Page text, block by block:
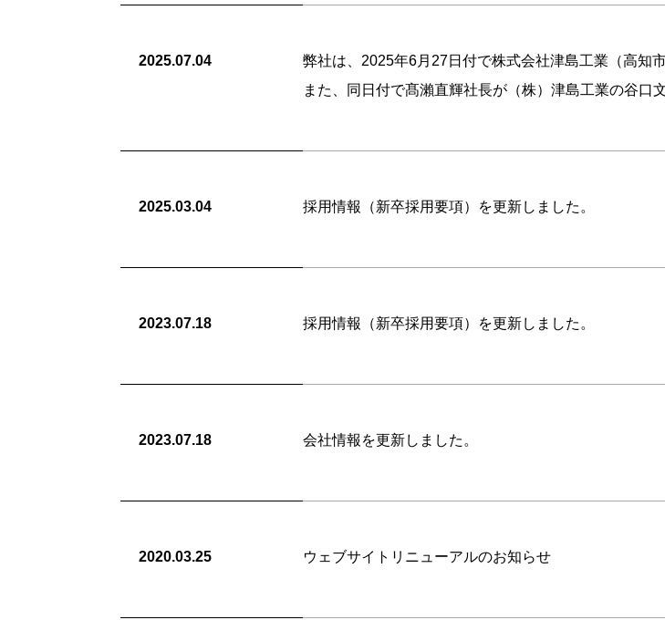
2025.07.04
弊社は、2025年6月27日付で株式会社津島工業（高知
また、同日付で髙瀨直輝社長が（株）津島工業の谷
2025.03.04 採用情報（新卒採用要項）を更新しました。
2023.07.18 採用情報（新卒採用要項）を更新しました。
2023.07.18 会社情報を更新しました。
2020.03.25 ウェブサイトリニューアルのお知らせ